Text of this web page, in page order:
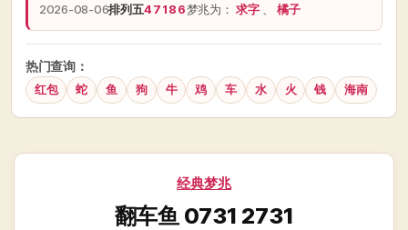
2026-08-06排列五47186梦兆为：求字 橘子
热门查询：
红包 蛇 鱼 狗 牛 鸡 车 水 火 钱 海南
分
经典梦兆
翻车鱼 0731 2731